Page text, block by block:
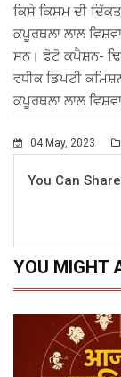
ਕਿਸੇ ਕਿਸਮ ਦੀ
ਕਪੂਰਥਲਾ ਲਾਲ
ਸਨ। ਫੋਟੋ ਕਪੈਸ਼ਨ-
ਵਧੀਕ ਡਿਪਟੀ
ਕਪੂਰਥਲਾ ਲਾਲ
04 May, 2023
You Can
YOU MIGHT